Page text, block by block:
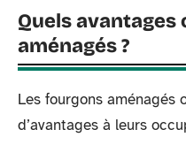
Quels
aménagés ?
Les fourgons aménagés
d’avantages à leurs